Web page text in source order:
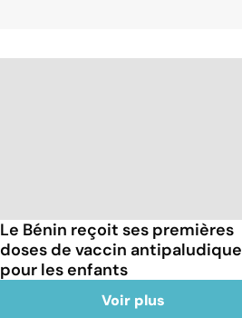
Le Bénin reçoit ses premières
doses de vaccin antipaludique
pour les enfants
Voir plus